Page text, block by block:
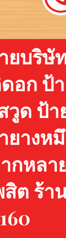
ยบริษั
อก ป้
ด ป้า
างห
กหลา
ต ร้า